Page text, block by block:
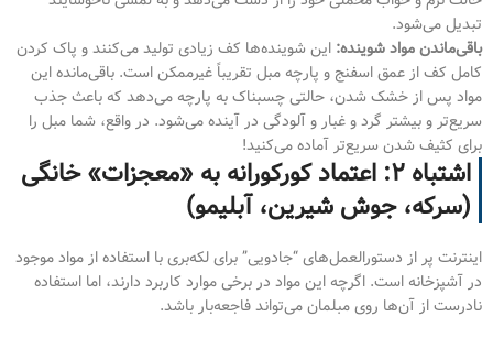
تبدیل می‌شود.
باقی‌ماندن مواد شوینده: این شوینده‌ها کف زیادی تولید می‌کنند و پاک کردن
کامل کف از عمق اسفنج و پارچه مبل تقریباً غیرممکن است. باقی‌مانده این
مواد پس از خشک شدن، حالتی چسبناک به پارچه می‌دهد که باعث جذب
سریع‌تر و بیشتر گرد و غبار و آلودگی در آینده می‌شود. در واقع، شما مبل را
برای کثیف شدن سریع‌تر آماده می‌کنید!
اشتباه ۲: اعتماد کورکورانه به «معجزات» خانگی
(سرکه، جوش شیرین، آبلیمو)
اینترنت پر از دستورالعمل‌های “جادویی” برای لکه‌بری با استفاده از مواد موجود
در آشپزخانه است. اگرچه این مواد در برخی موارد کاربرد دارند، اما استفاده
نادرست از آن‌ها روی مبلمان می‌تواند فاجعه‌بار باشد.